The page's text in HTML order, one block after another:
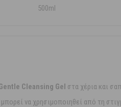
500ml
Cleansing Gel στα χέρια και
μπορεί να χρησιμοποιηθεί από τη